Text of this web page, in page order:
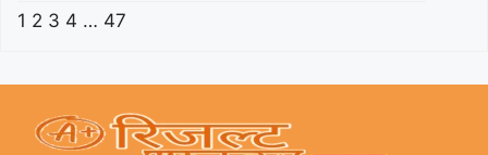
1 2 3 4 … 47